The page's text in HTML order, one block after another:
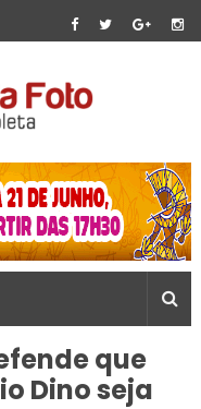
que
Dino seja